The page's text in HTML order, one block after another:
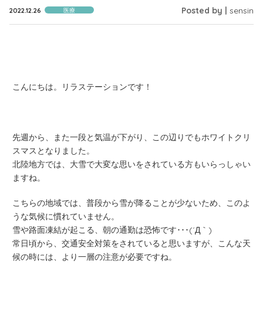
2022.12.26 医療 Posted by | sensin
こんにちは。リラステーションです！
先週から、また一段と気温が下がり、この辺りでもホワイトクリ
スマスとなりました。
北陸地方では、大雪で大変な思いをされている方もいらっしゃい
ますね。
こちらの地域では、普段から雪が降ることが少ないため、このよ
うな気候に慣れていません。
雪や路面凍結が起こる、朝の通勤は恐怖です･･･(´Д｀)
常日頃から、交通安全対策をされていると思いますが、こんな天
候の時には、より一層の注意が必要ですね。